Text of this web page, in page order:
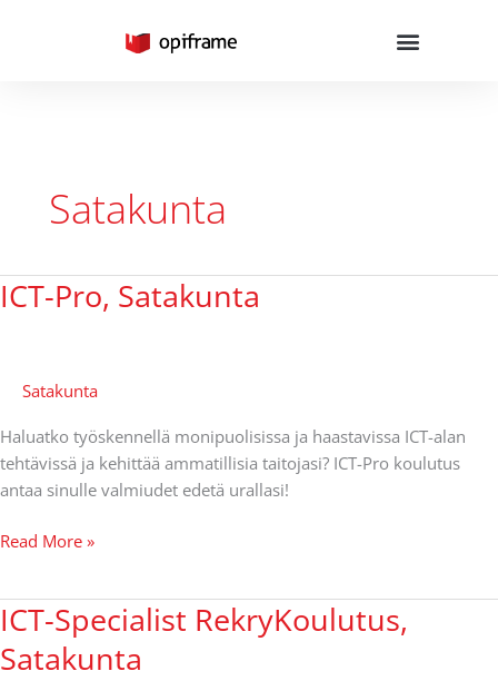
Satakunta
ICT-Pro, Satakunta
Satakunta
Haluatko työskennellä monipuolisissa ja haastavissa ICT-alan
tehtävissä ja kehittää ammatillisia taitojasi? ICT-Pro koulutus
antaa sinulle valmiudet edetä urallasi!
ICT-
Pro,
Read More »
ICT-Specialist RekryKoulutus,
Satakunta
ICT-
RekryKoulutus,